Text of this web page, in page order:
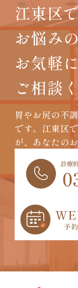
江東区
お悩み
お気軽に
ご相談
胃やお尻の不
です。 江東区
が、 あなたの